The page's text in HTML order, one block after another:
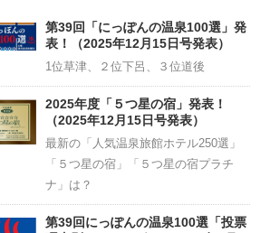
Channel
第39回「にっぽんの温泉100選」発
表！（2025年12月15日号発表）
1位草津、２位下呂、３位道後
2025年度「５つ星の宿」発表！
（2025年12月15日号発表）
最新の「人気温泉旅館ホテル250選」
「５つ星の宿」「５つ星の宿プラチ
ナ」は？
第39回にっぽんの温泉100選「投票